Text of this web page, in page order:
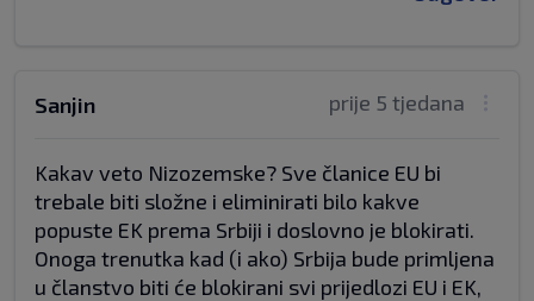
prije 5 tjedana
Sanjin
Kakav veto Nizozemske? Sve članice EU bi
trebale biti složne i eliminirati bilo kakve
popuste EK prema Srbiji i doslovno je blokirati.
Onoga trenutka kad (i ako) Srbija bude primljena
u članstvo biti će blokirani svi prijedlozi EU i EK,